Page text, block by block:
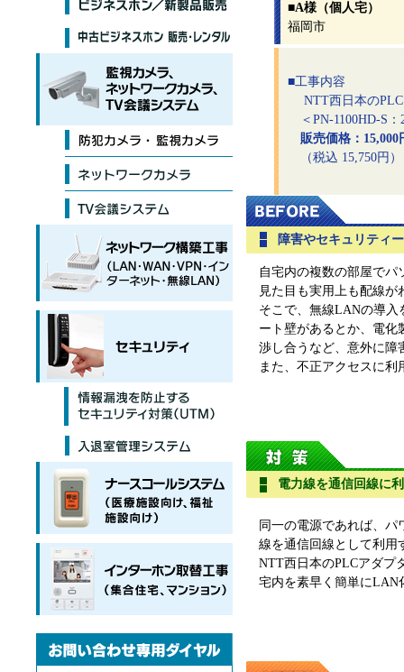
■A様（個人宅）
福岡市
■工事内容
NTT西日本のPLC
＜PN-1100HD-S：
販売価格：15,000
（税込 15,750円）
障害やセキュリティ
自宅内の複数の部屋で
見た目も実用上も配線
そこで、無線LANの導入
ート壁があるとか、電化
渉し合うなど、意外に障
また、不正アクセスに
電力線を通信回線に
同一の電源であれば、
線を通信回線として利用
NTT西日本のPLCアダプ
宅内を素早く簡単にLAN